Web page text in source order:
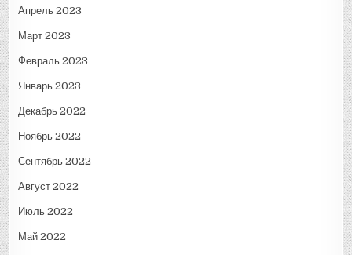
Апрель 2023
Март 2023
Февраль 2023
Январь 2023
Декабрь 2022
Ноябрь 2022
Сентябрь 2022
Август 2022
Июль 2022
Май 2022